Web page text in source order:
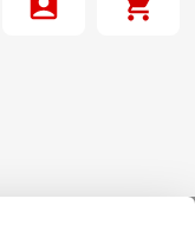
RVS (8x22x7mm)